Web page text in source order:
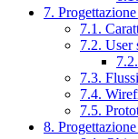
7.
7.1.
7.2. User
7.3.
7.4.
7.5.
8.